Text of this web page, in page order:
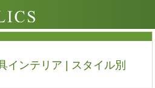
インテリア | スタイル別